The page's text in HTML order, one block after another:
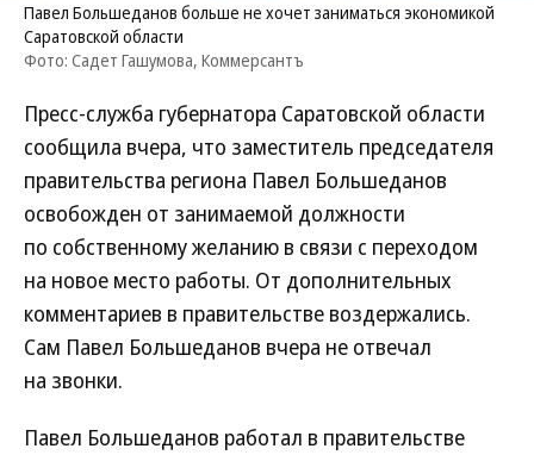
Павел Большеданов больше не хочет заниматься экономикой
Саратовской области
Фото: Садет Гашумова, Коммерсантъ
Пресс-служба губернатора Саратовской области
сообщила вчера, что заместитель председателя
правительства региона Павел Большеданов
освобожден от занимаемой должности
по собственному желанию в связи с переходом
на новое место работы. От дополнительных
комментариев в правительстве воздержались.
Сам Павел Большеданов вчера не отвечал
на звонки.
Павел Большеданов работал в правительстве